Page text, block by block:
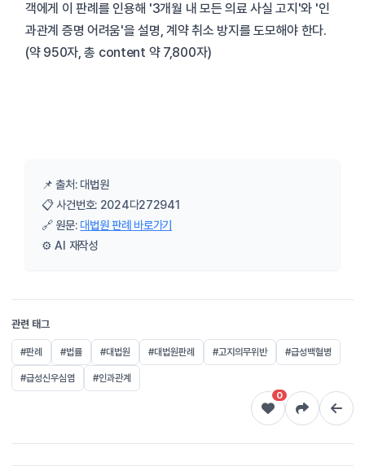
객에게 이 판례를 인용해 '3개월 내 모든 의료 사실 고지'와 '인
과관계 증명 어려움'을 설명, 계약 취소 방지를 도모해야 한다.
(약 950자, 총 content 약 7,800자)
📌 출처: 대법원
📋 사건번호: 2024다272941
🔗 원문: 대법원 판례 바로가기
⚙️ AI 재작성
관련 태그
#판례 #법률 #대법원 #대법원판례 #고지의무위반 #급성백혈병
#급성신우심염
#인과관계
0